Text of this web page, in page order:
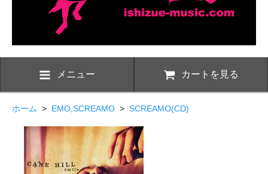
メニュー カートを見る
ホーム > EMO,SCREAMO > SCREAMO(CD)